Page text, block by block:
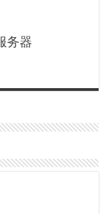
务器